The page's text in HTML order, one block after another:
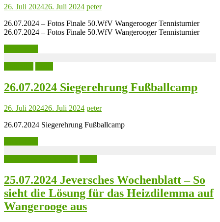
26. Juli 202426. Juli 2024 peter
26.07.2024 – Fotos Finale 50.WfV Wangerooger Tennisturnier
26.07.2024 – Fotos Finale 50.WfV Wangerooger Tennisturnier
26.07.2024 Siegerehrung Fußballcamp
26. Juli 202426. Juli 2024 peter
26.07.2024 Siegerehrung Fußballcamp
25.07.2024 Jeversches Wochenblatt – So
sieht die Lösung für das Heizdilemma auf
Wangerooge aus